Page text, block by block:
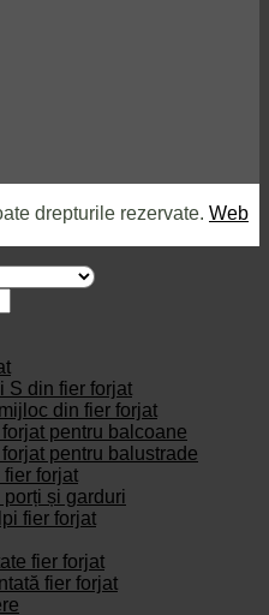
drepturile rezervate. Web
S din fier forjat
din fier forjat
pentru balcoane
pentru balustrade
fier forjat
și garduri
fier forjat
fier forjat
fier forjat